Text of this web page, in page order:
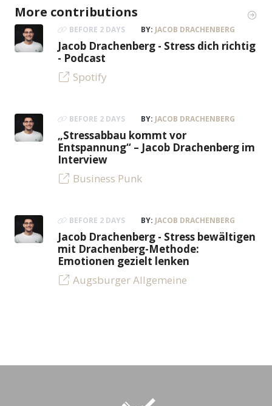
More contributions
BEFORE 2 DAYS BY: JACOB DRACHENBERG
Jacob Drachenberg - Stress dich richtig
- Podcast
Spotify
BEFORE 2 DAYS BY: JACOB DRACHENBERG
„Stressabbau kommt vor
Entspannung“ – Jacob Drachenberg im
Interview
Business Punk
BEFORE 2 DAYS BY: JACOB DRACHENBERG
Jacob Drachenberg - Stress bewältigen
mit Drachenberg-Methode:
Emotionen gezielt lenken
Augsburger Allgemeine